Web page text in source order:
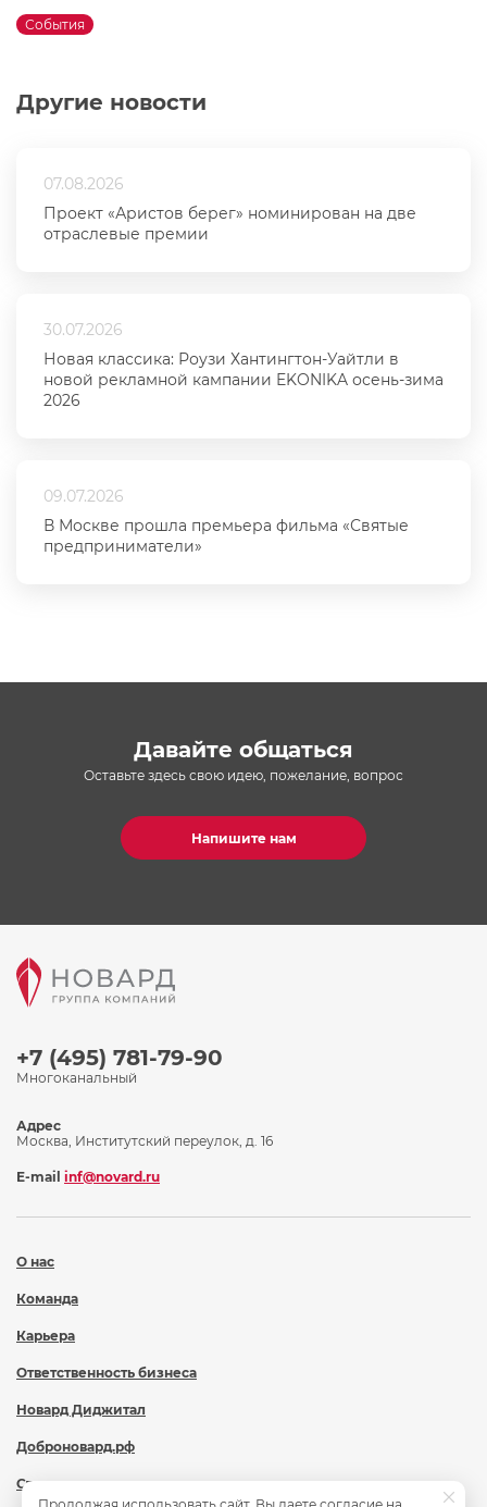
Другие новости
07.08.2026
Проект «Аристов берег» номинирован на две
отраслевые премии
30.07.2026
Новая классика: Роузи Хантингтон-Уайтли в
новой рекламной кампании EKONIKA осень-зима
2026
09.07.2026
В Москве прошла премьера фильма «Святые
предприниматели»
События
Давайте общаться
Оставьте здесь свою идею, пожелание, вопрос
Напишите нам
+7 (495) 781-79-90
Многоканальный
О нас
Команда
Карьера
Ответственность бизнеса
Новард Диджитал
Доброновард.рф
Статьи
Адрес
Москва, Институтский переулок, д. 16
E-mail inf@novard.ru